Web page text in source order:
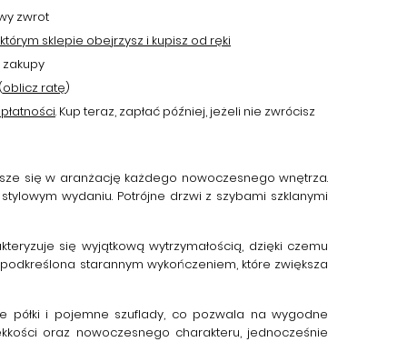
zwrot
sklepie obejrzysz i kupisz od ręki
oblicz ratę)
. Kup teraz, zapłać później, jeżeli nie zwrócisz
się w aranżację każdego nowoczesnego wnętrza.
wydaniu. Potrójne drzwi z szybami szklanymi
się wyjątkową wytrzymałością, dzięki czemu
starannym wykończeniem, które zwiększa
półki i pojemne szuflady, co pozwala na wygodne
oraz nowoczesnego charakteru, jednocześnie